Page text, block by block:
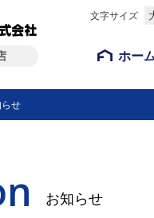
文字サイズ
ホー
せ
お知らせ